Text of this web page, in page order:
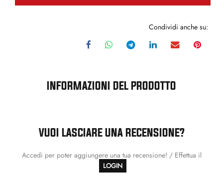
Condividi anche su:
INFORMAZIONI DEL PRODOTTO
VUOI LASCIARE UNA RECENSIONE?
Accedi per poter aggiungere una tua recensione! / Effettua il
LOGIN